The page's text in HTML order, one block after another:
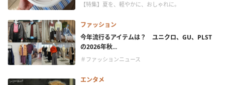
【特集】夏を、軽やかに、おしゃれに。
ファッション
今年流行るアイテムは？ ユニクロ、GU、PLST
の2026年秋...
＃ファッションニュース
エンタメ